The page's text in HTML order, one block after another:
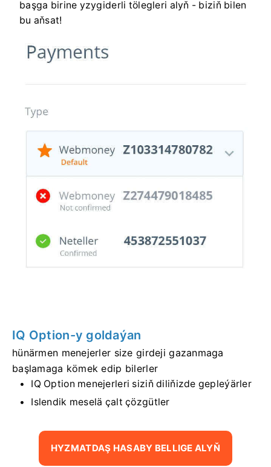
başga birine yzygiderli tölegleri alyň - biziň bilen
bu aňsat!
IQ Option-y goldaýan
hünärmen menejerler size girdeji gazanmaga
başlamaga kömek edip bilerler
IQ Option menejerleri siziň diliňizde gepleýärler
Islendik meselä çalt çözgütler
HYZMATDAŞ HASABY BELLIGE ALYŇ